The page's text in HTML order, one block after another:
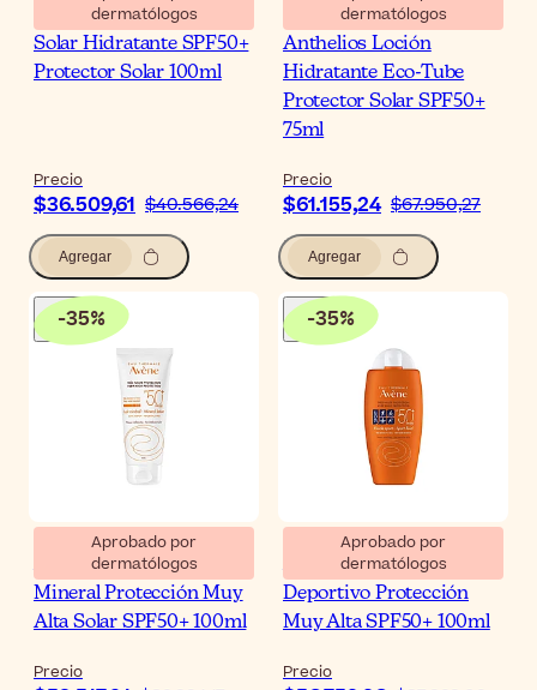
dermatólogos
SVR Sun Secure Agua
Solar Hidratante SPF50+
Protector Solar 100ml
Precio
$36.509,61 $40.566,24
Agregar
dermatólogos
La Roche-Posay
Anthelios Loción
Hidratante Eco-Tube
Protector Solar SPF50+
75ml
Precio
$61.155,24 $67.950,27
Agregar
-35%
Aprobado por
dermatólogos
Avène Sun Loción
Mineral Protección Muy
Alta Solar SPF50+ 100ml
Precio
-35%
Aprobado por
dermatólogos
Avène Sun Fluido Solar
Deportivo Protección
Muy Alta SPF50+ 100ml
Precio